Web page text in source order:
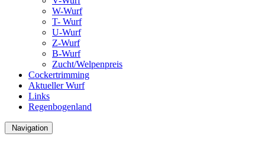
W-Wurf
T- Wurf
U-Wurf
Z-Wurf
B-Wurf
Zucht/Welpenpreis
Cockertrimming
Aktueller Wurf
Links
Regenbogenland
Navigation